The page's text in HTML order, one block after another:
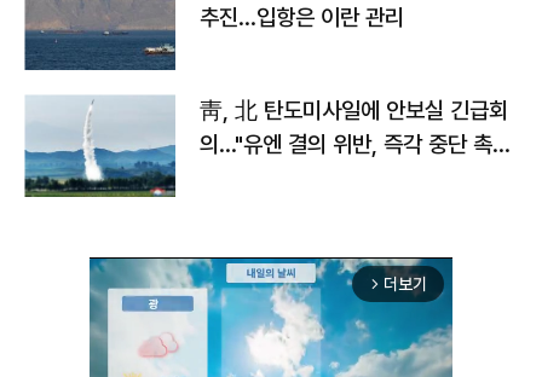
추진…입항은 이란 관리
靑, 北 탄도미사일에 안보실 긴급회
의…"유엔 결의 위반, 즉각 중단 촉
arrow_forward_ios 더보기